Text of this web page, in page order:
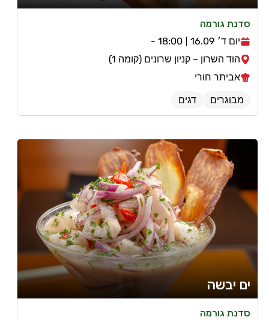
סדנת גורמה
יום ד׳ 16.09
18:00 -
הוד השרון – קניון שרונים (קומה 1)
אביתר חורי
מבוגרים
דגים
ים יבשה
סדנת גורמה